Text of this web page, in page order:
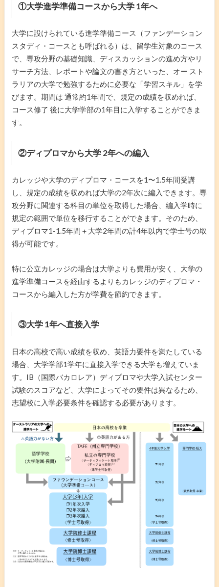
①大学進学準備コースから大学 1年へ
大学に設けられている進学準備コース（ファンデーション
スタディ・コースとも呼ばれる）は、留学生対象のコース
で、専攻分野の基礎知識、ディスカッションの進め方やリ
サーチ方法、レポートや論文の書き方といった、オー スト
ラリアの大学で勉強するために必要な「学習スキル」を学
びます。期間は 通常約1年間で、規定の成績を収めれば、
コース修了 後に大学学部の1年目に入学することができま
す。
②ディプロマから大学 2年への編入
カレッジや大学のディプロマ・コースを1〜1.5年間受講
し、規定の成績を収めれば大学の2年次に編入できます。専
攻分野に関連する科目の単位を取得した場合、編入学時に
規定の範囲で単位を移行することができます。そのため、
ディプロマ1-1.5年間＋大学2年間の計4年以内で学士号の取
得が可能です。
特に公立カレッジの場合は大学よりも費用が安く、大学の
進学準備コースを経由するよりもカレッジのディプロマ・
コースから編入した方が学費を節約できます。
③大学 1年へ直接入学
日本の高校で高い成績を収め、英語力要件を満たしている
場合、大学学部1学年に直接入学できる大学も増えていま
す。IB（国際バカロレア）ディプロマや大学入試センター
試験のスコアなど、大学によってその要件は異なるため、
志望校に入学必要条件を確認する必要があります。